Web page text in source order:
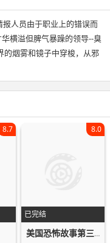
人员由于职业上的错误而
横溢但脾气暴躁的领导--臭
的烟雾和镜子中穿梭，从邪
8.7
已完结
8.0
美国恐怖故事第三季